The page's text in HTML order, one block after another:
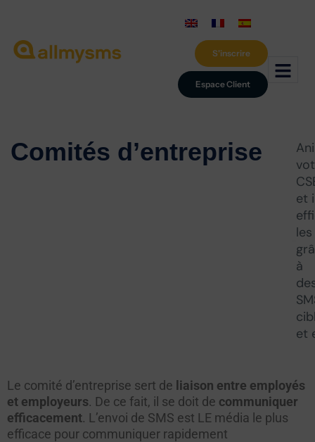
Espace Client
S'inscrire
Comités d’entreprise
et
à
et
Le comité d’entreprise sert de liaison entre employés
et employeurs. De ce fait, il se doit de communiquer
efficacement. L’envoi de SMS est LE média le plus
efficace pour communiquer rapidement